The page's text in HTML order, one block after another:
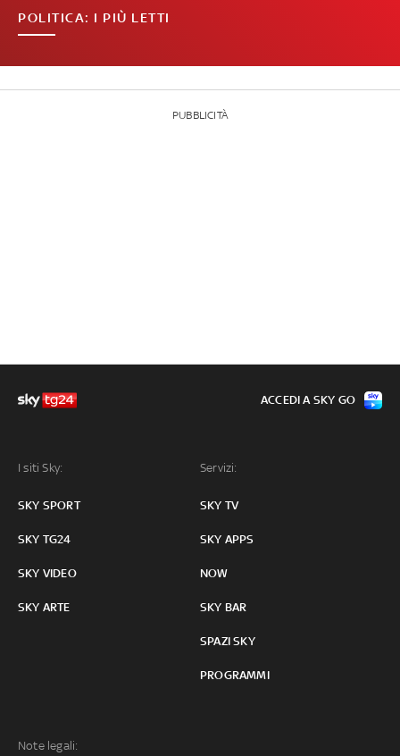
POLITICA: I PIÙ LETTI
PUBBLICITÀ
I siti Sky:
SKY SPORT
SKY TG24
SKY VIDEO
SKY ARTE
Servizi:
SKY TV
SKY APPS
NOW
SKY BAR
SPAZI SKY
PROGRAMMI
Note legali:
ACCEDI A SKY GO